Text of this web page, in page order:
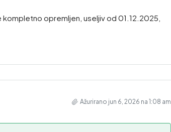
opremljen, useljiv od 01.12.2025,
Ažurirano jun 6, 2026 na 1:08 am